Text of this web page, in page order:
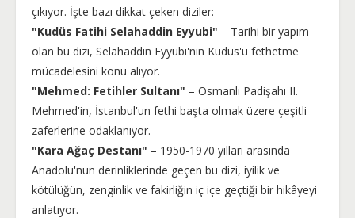
çıkıyor. İşte bazı dikkat çeken diziler:
"Kudüs Fatihi Selahaddin Eyyubi" – Tarihi bir yapım
olan bu dizi, Selahaddin Eyyubi'nin Kudüs'ü fethetme
mücadelesini konu alıyor.
"Mehmed: Fetihler Sultanı" – Osmanlı Padişahı II.
Mehmed'in, İstanbul'un fethi başta olmak üzere çeşitli
zaferlerine odaklanıyor.
"Kara Ağaç Destanı" – 1950-1970 yılları arasında
Anadolu'nun derinliklerinde geçen bu dizi, iyilik ve
kötülüğün, zenginlik ve fakirliğin iç içe geçtiği bir hikâyeyi
anlatıyor.